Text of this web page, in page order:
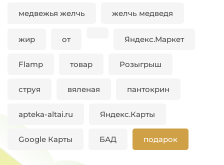
медвежья желчь желчь медведя
жир от Яндекс.Маркет
Flamp товар Розыгрыш
струя вяленая пантокрин
apteka-altai.ru Яндекс.Карты
Google Карты БАД подарок